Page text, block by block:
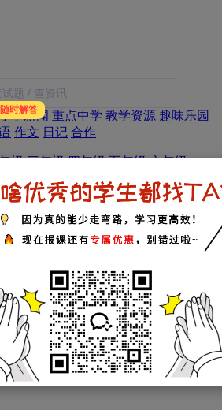
随时解答
小学新闻 重点中学 教学资源 趣味乐园
作文 日记 合作
级 三年级 四年级 五年级 六年级
闻 学习方法 暑假生活 父母必读
四年级试题
初三试题
高二试题 高三试题
政策 简历 择校 面试 衔接 经验
分班考
题 数学试题 语文试题 英语试题 备考